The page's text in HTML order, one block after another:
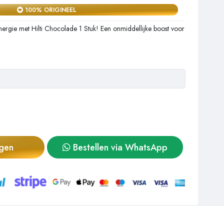
100% ORIGINEEL
met Hilti Chocolade 1 Stuk! Een onmiddellijke boost voor
Bestellen via WhatsApp